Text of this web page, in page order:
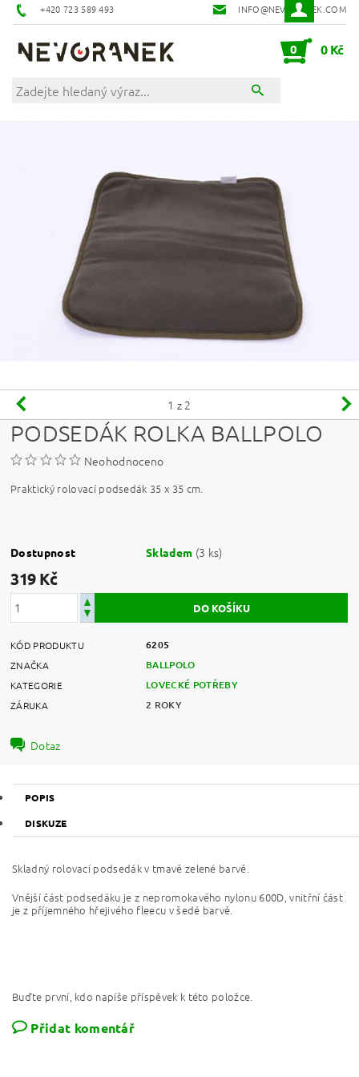
+420 723 589 493 INFO@NEVORANEK.COM
0 0 Kč
1 z 2
PODSEDÁK ROLKA BALLPOLO
Neohodnoceno
Praktický rolovací podsedák 35 x 35 cm.
Dostupnost Skladem (3 ks)
319 Kč
KÓD PRODUKTU 6205
ZNAČKA BALLPOLO
KATEGORIE LOVECKÉ POTŘEBY
ZÁRUKA 2 ROKY
Dotaz
POPIS
DISKUZE
Skladný rolovací podsedák v tmavě zelené barvě.
Vnější část podsedáku je z nepromokavého nylonu 600D, vnitřní část
je z příjemného hřejivého fleecu v šedé barvě.
Buďte první, kdo napíše příspěvek k této položce.
Přidat komentář